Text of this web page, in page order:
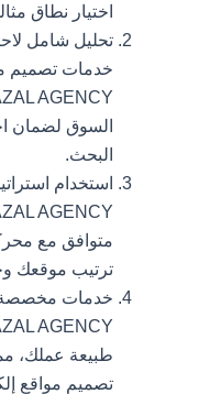
اختيار نطاق
تحليل شامل
خدمات تصميم
السوق لضمان
البحث.
متوافق مع
ترتيب موقعك
خدمات مخصصة
طبيعة عملك، مما
تصميم مواقع